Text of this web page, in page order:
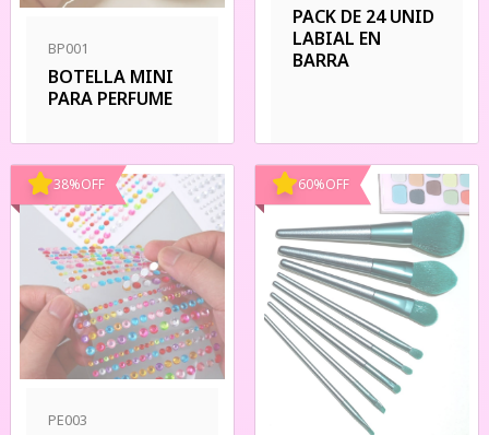
BP001
BOTELLA MINI
PARA PERFUME
PACK DE 24 UNID
LABIAL EN
BARRA
38%OFF
PE003
60%OFF